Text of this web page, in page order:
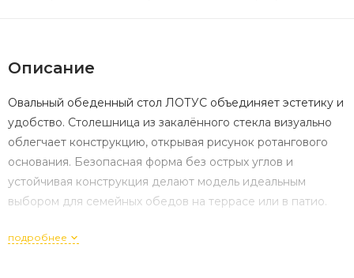
Описание
Овальный обеденный стол ЛОТУС объединяет эстетику и
удобство. Столешница из закалённого стекла визуально
облегчает конструкцию, открывая рисунок ротангового
основания. Безопасная форма без острых углов и
устойчивая конструкция делают модель идеальным
выбором для семейных обедов на террасе или в патио.
подробнее